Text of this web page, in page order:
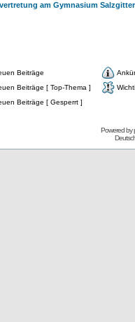
am Gymnasium
Beiträge
Beiträge [ Top-Thema ]
Beiträge [ Gesperrt ]
Powered by